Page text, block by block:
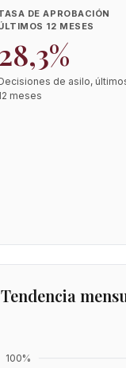
DE APROBACIÓN
12 MESES
28,3%
de asilo,
meses
Tendencia
100%